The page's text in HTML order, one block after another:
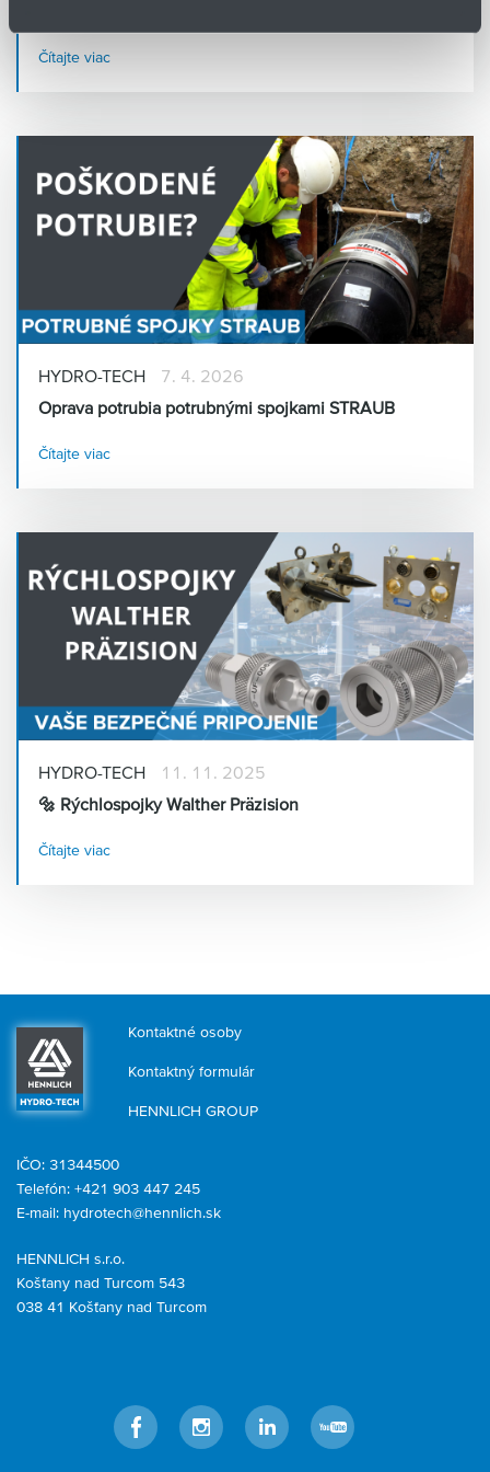
Čítajte viac
HYDRO-TECH
7. 4. 2026
Oprava potrubia potrubnými spojkami STRAUB
Čítajte viac
HYDRO-TECH
11. 11. 2025
🔩 Rýchlospojky Walther Präzision
Čítajte viac
Kontaktné osoby
Kontaktný formulár
HENNLICH GROUP
HENNLICH s.r.o.
Košťany nad Turcom 543
038 41 Košťany nad Turcom
IČO: 31344500
Telefón: +421 903 447 245
E-mail: hydrotech@hennlich.sk
FacebookInstagramLinkedIn YouTube